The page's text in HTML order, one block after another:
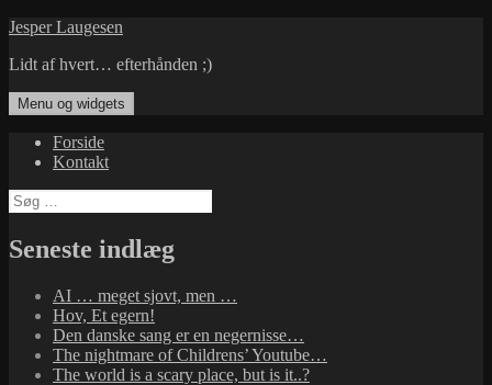
Hop
indhold
Jesper Laugesen
Lidt af hvert… efterhånden ;)
Menu og widgets
Forside
Kontakt
Søg
efter:
Seneste indlæg
AI … meget sjovt, men …
Hov, Et egern!
Den danske sang er en negernisse…
The nightmare of Childrens’ Youtube…
The world is a scary place, but is it..?